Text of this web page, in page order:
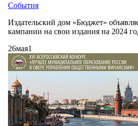
События
Издательский дом «Бюджет»
кампании на свои издания на 2024
26мая1